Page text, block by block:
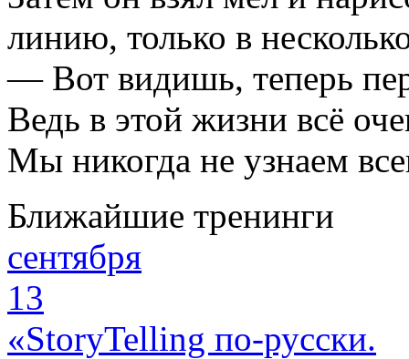
линию, только в
— Вот видишь, теперь
Ведь в этой жизни всё
Мы никогда не узнаем
Ближайшие тренинги
сентября
13
«StoryTelling по-русски.